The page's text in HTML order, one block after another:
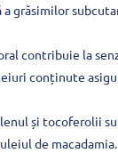
grăsimilor
contribuie la
conținute
și tocoferolii
de macadamia.